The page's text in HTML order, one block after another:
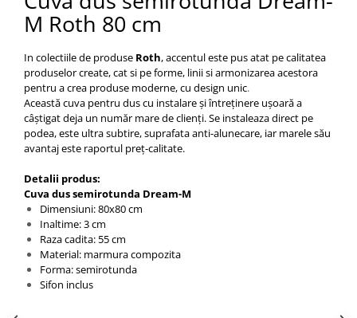
Capace WC softclose
Capace WC clasice
Capace bideuri
Pisoare
M Roth 80 cm
In colectiile de produse Roth, accentul este pus atat pe calitatea
produselor create, cat si pe forme, linii si armonizarea acestora
pentru a crea produse moderne, cu design unic.
Această cuva pentru dus cu instalare și întreținere ușoară a
câștigat deja un număr mare de clienți. Se instaleaza direct pe
podea, este ultra subtire, suprafata anti-alunecare, iar marele său
avantaj este raportul preț-calitate.
Detalii produs:
Cuva dus semirotunda Dream-M
Dimensiuni: 80x80 cm
Inaltime: 3 cm
Raza cadita: 55 cm
Material: marmura compozita
Forma: semirotunda
Sifon inclus